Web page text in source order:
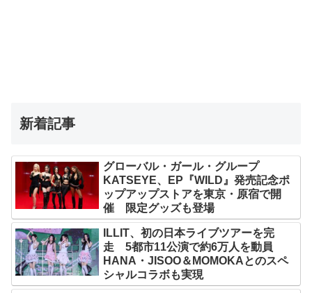
新着記事
グローバル・ガール・グループ
KATSEYE、EP『WILD』発売記念ポ
ップアップストアを東京・原宿で開
催 限定グッズも登場
ILLIT、初の日本ライブツアーを完
走 5都市11公演で約6万人を動員
HANA・JISOO＆MOMOKAとのスペ
シャルコラボも実現